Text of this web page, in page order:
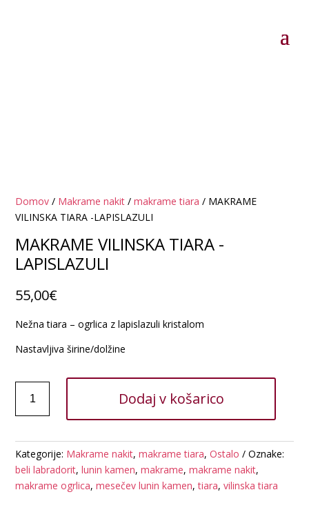
Domov / Makrame nakit /makrame tiara / MAKRAME
VILINSKA TIARA -LAPISLAZULI
MAKRAME VILINSKA TIARA -
LAPISLAZULI
55,00€
Nežna tiara – ogrlica z lapislazuli kristalom
Nastavljiva širine/dolžine
VILINSKA
LAPISLAZULI
količina
Dodaj v košarico
Kategorije: Makrame nakit,makrame tiara,Ostalo
Oznake:
beli labradorit,lunin kamen,makrame,makrame nakit,
makrame ogrlica,mesečev lunin kamen,tiara,vilinska tiara